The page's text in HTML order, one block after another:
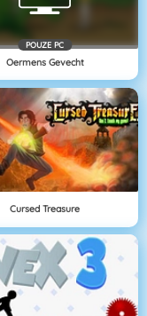
POUZE PC
Oermens Gevecht
Cursed Treasure